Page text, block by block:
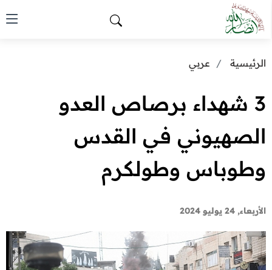
الرئيسية عربي
3 شهداء برصاص العدو
الصهيوني في القدس
وطوباس وطولكرم
الأربعاء, 24 يوليو 2024